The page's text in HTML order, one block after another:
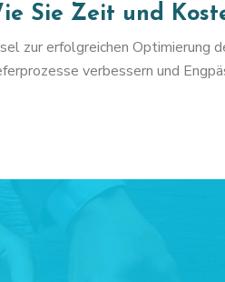
Sie Zeit und
zur erfolgreichen
verbessern und